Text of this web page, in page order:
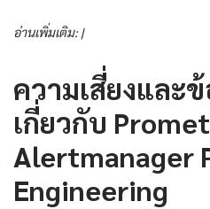
อ่านเพิ่มเติม: |
ความเสี่ยงและ
เกี่ยวกับ
Alertmanager
Engineering